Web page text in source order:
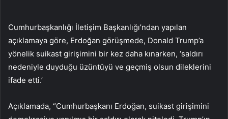
Cumhurbaşkanlığı İletişim Başkanlığı’ndan yapılan
açıklamaya göre, Erdoğan görüşmede, Donald Trump’a
yönelik suikast girişimini bir kez daha kınarken, ‘saldırı
nedeniyle duyduğu üzüntüyü ve geçmiş olsun dileklerini
ifade etti.’
Açıklamada, “Cumhurbaşkanı Erdoğan, suikast girişimini